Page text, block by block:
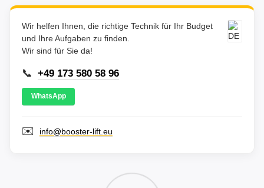
Wir helfen Ihnen, die richtige Technik für Ihr Budget
und Ihre Aufgaben zu finden.
Wir sind für Sie da!
📞 +49 173 580 58 96
WhatsApp
✉️ info@booster-lift.eu